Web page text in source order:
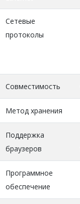
Сетевые
протоколы
Совместимость
Метод хранения
Поддержка
браузеров
Программное
обеспечение